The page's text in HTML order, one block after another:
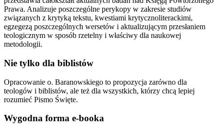
Prawa. Analizuje poszczególne perykopy w zakresie studiów
związanych z krytyką tekstu, kwestiami krytycznoliterackimi,
egzegezą poszczególnych wersetów i aktualizującym przesłaniem
teologicznym w sposób rzetelny i właściwy dla naukowej
metodologii.
Nie tylko dla biblistów
Opracowanie o. Baranowskiego to propozycja zarówno dla
teologów i biblistów, ale też dla wszystkich, którzy chcą lepiej
rozumieć Pismo Święte.
Wygodna forma e-booka